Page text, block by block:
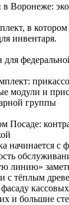
Воронеже:
в
инвентаря.
модули и
группы
Посаде:
начинается с
линию»
с тёплым
и большие